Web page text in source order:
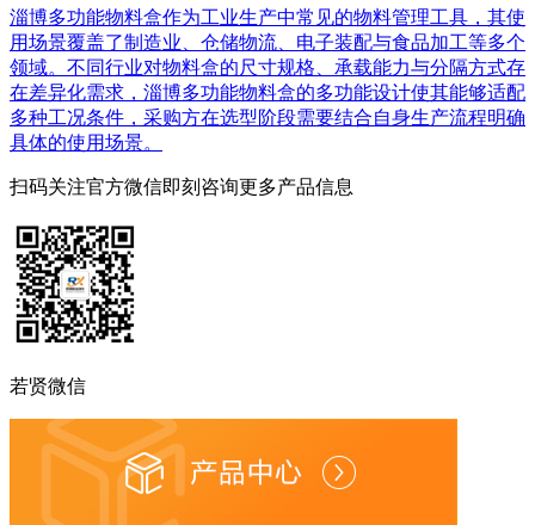
淄博多功能物料盒作为工业生产中常见的物料管理工具，其使
用场景覆盖了制造业、仓储物流、电子装配与食品加工等多个
领域。不同行业对物料盒的尺寸规格、承载能力与分隔方式存
在差异化需求，淄博多功能物料盒的多功能设计使其能够适配
多种工况条件，采购方在选型阶段需要结合自身生产流程明确
具体的使用场景。
扫码关注官方微信即刻咨询更多产品信息
若贤微信